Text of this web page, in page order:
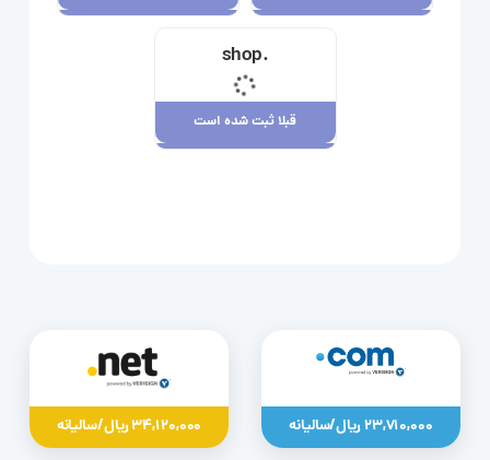
.shop
قبلا ثبت شده است
23,710,000 ریال/سالیانه 34,120,000 ریال/سالیانه